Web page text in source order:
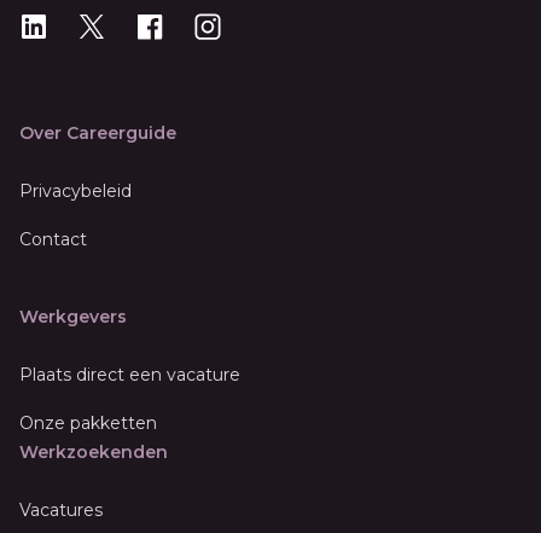
LinkedIn
X Instagram
Over Careerguide
Privacybeleid
Contact
Werkgevers
Plaats direct een vacature
Onze pakketten
Werkzoekenden
Vacatures